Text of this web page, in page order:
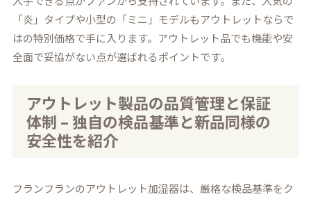
「炎」タイプや小型の「ミニ」モデルもアウトレットならで
はの特別価格で手に入ります。アウトレット品でも機能や安
全面で妥協がない点が選ばれるポイントです。
アウトレット製品の品質管理と保証
体制 – 独自の検品基準と新品同様の
安全性を紹介
フランフランのアウトレット加湿器は、厳格な検品基準をク